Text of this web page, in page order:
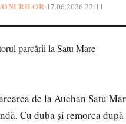
•17.06.2026 22:11
de la Auchan Satu
Cu duba și remorca